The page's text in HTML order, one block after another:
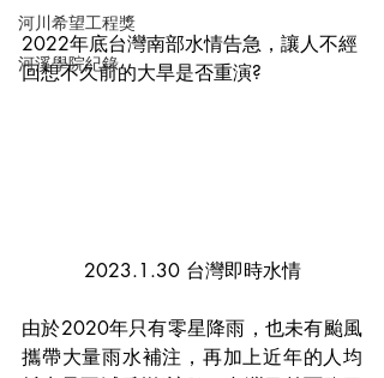
河川希望工程獎
河溪學院紀錄
2022年底台灣南部水情告急，讓人不經
回想不久前的大旱是否重演?
2023.1.30 台灣即時水情
由於2020年只有零星降雨，也未有颱風
攜帶大量雨水補注，再加上近年的人均